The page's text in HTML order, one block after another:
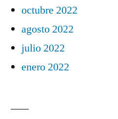
octubre 2022
agosto 2022
julio 2022
enero 2022